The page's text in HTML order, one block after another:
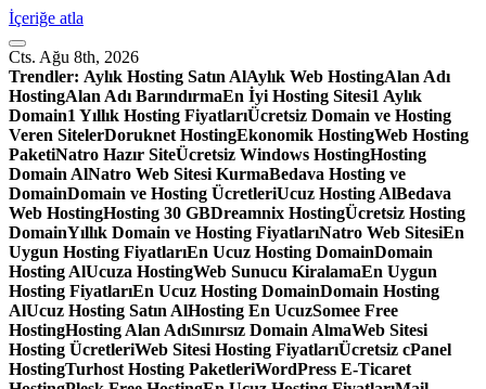
İçeriğe atla
Cts. Ağu 8th, 2026
Trendler: Aylık Hosting Satın AlAylık Web HostingAlan Adı
HostingAlan Adı BarındırmaEn İyi Hosting Sitesi1 Aylık
Domain1 Yıllık Hosting FiyatlarıÜcretsiz Domain ve Hosting
Veren SitelerDoruknet HostingEkonomik HostingWeb Hosting
PaketiNatro Hazır SiteÜcretsiz Windows HostingHosting
Domain AlNatro Web Sitesi KurmaBedava Hosting ve
DomainDomain ve Hosting ÜcretleriUcuz Hosting AlBedava
Web HostingHosting 30 GBDreamnix HostingÜcretsiz Hosting
DomainYıllık Domain ve Hosting FiyatlarıNatro Web SitesiEn
Uygun Hosting FiyatlarıEn Ucuz Hosting DomainDomain
Hosting AlUcuza HostingWeb Sunucu KiralamaEn Uygun
Hosting FiyatlarıEn Ucuz Hosting DomainDomain Hosting
AlUcuz Hosting Satın AlHosting En UcuzSomee Free
HostingHosting Alan AdıSınırsız Domain AlmaWeb Sitesi
Hosting ÜcretleriWeb Sitesi Hosting FiyatlarıÜcretsiz cPanel
HostingTurhost Hosting PaketleriWordPress E-Ticaret